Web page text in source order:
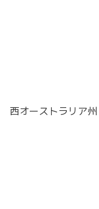
西オーストラリア